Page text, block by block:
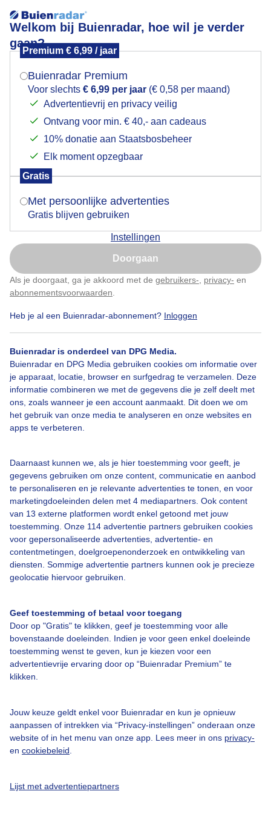
Welkom bij Buienradar, hoe wil je verder
gaan?
Premium € 6,99 / jaar
Buienradar Premium
Voor slechts € 6,99 per jaar (€ 0,58 per maand)
Advertentievrij en privacy veilig
Ontvang voor min. € 40,- aan cadeaus
10% donatie aan Staatsbosbeheer
Elk moment opzegbaar
Gratis
Met persoonlijke advertenties
Gratis blijven gebruiken
Instellingen
Doorgaan
Als je doorgaat, ga je akkoord met de gebruikers- privacy- en
abonnementsvoorwaarden
Heb je al een Buienradar-abonnement? Inloggen
Buienradar is onderdeel van DPG Media.
Buienradar en DPG Media gebruiken cookies om informatie over
je apparaat, locatie, browser en surfgedrag te verzamelen. Deze
informatie combineren we met de gegevens die je zelf deelt met
ons, zoals wanneer je een account aanmaakt. Dit doen we om
het gebruik van onze media te analyseren en onze websites en
apps te verbeteren.
Daarnaast kunnen we, als je hier toestemming voor geeft, je
gegevens gebruiken om onze content, communicatie en aanbod
te personaliseren en je relevante advertenties te tonen, en voor
marketingdoeleinden delen met 4 mediapartners. Ook content
van 13 externe platformen wordt enkel getoond met jouw
toestemming. Onze 114 advertentie partners gebruiken cookies
voor gepersonaliseerde advertenties, advertentie- en
contentmetingen, doelgroepenonderzoek en ontwikkeling van
diensten. Sommige advertentie partners kunnen ook je precieze
geolocatie hiervoor gebruiken.
Geef toestemming of betaal voor toegang
Door op "Gratis" te klikken, geef je toestemming voor alle
bovenstaande doeleinden. Indien je voor geen enkel doeleinde
toestemming wenst te geven, kun je kiezen voor een
advertentievrije ervaring door op “Buienradar Premium” te
klikken.
Jouw keuze geldt enkel voor Buienradar en kun je opnieuw
aanpassen of intrekken via “Privacy-instellingen” onderaan onze
website of in het menu van onze app. Lees meer in ons privacy-
en cookiebeleid
Lijst met advertentiepartners
Duwboot komt van de Waal af.
duwboot aankomt bij de sluis in Weurt
Door: Rob Schraven
Bekijk slideshow
Een moment geduld aub...
Over Buienradar
Contact
Toegankelijkheid
Gebruikersvoorwaarden
Buienradar Team
Privacy beleid
Cookie beleid
Gratis weerdata
Mogen we je locatie gebruiken voor het
Indien je hier nog geen akkoord op hebt gegeven,
verschijnt er zo een pop-up uit je browser waarin
Is goed, toon de popup
Nu niet, misschien later
Klik hierom dit aan te passen